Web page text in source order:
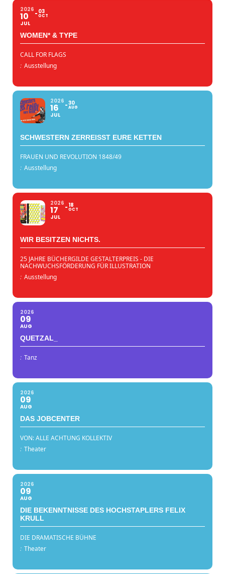
2026
10
JUL
03
OCT
WOMEN* & TYPE
CALL FOR FLAGS
: Ausstellung
2026
16
JUL
30
AUG
SCHWESTERN ZERREISST EURE KETTEN
FRAUEN UND REVOLUTION 1848/49
: Ausstellung
2026
17
JUL
18
OCT
WIR BESITZEN NICHTS.
25 JAHRE BÜCHERGILDE GESTALTERPREIS - DIE
NACHWUCHSFÖRDERUNG FÜR ILLUSTRATION
: Ausstellung
2026
09
AUG
QUETZAL_
: Tanz
2026
09
AUG
DAS JOBCENTER
VON: ALLE ACHTUNG KOLLEKTIV
: Theater
2026
09
AUG
DIE BEKENNTNISSE DES HOCHSTAPLERS FELIX
KRULL
DIE DRAMATISCHE BÜHNE
: Theater